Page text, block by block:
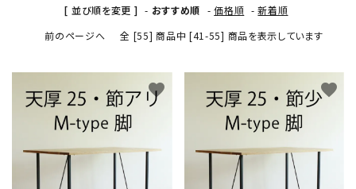
インフォメーション
[ 並び順を変更 ] - おすすめ順 -価格順 -新着順
前のページへ
全 [55] 商品中 [41-55] 商品を表示しています
favorite favorite